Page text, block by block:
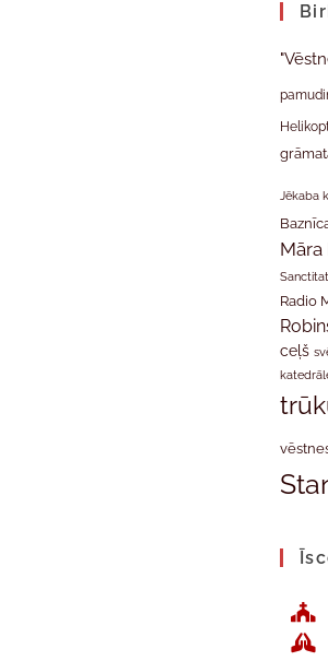
Jēkaba
Māra
Radio
ceļš